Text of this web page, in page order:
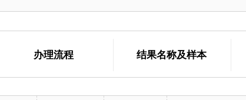
办理流程 结果名称及样本